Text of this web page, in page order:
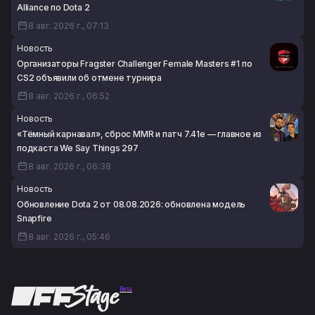
Alliance по Dota 2
8 авг. 2026 г., 07:13
Новость
Организаторы Fragster Challenger Female Masters #1 по
CS2 объявили об отмене турнира
8 авг. 2026 г., 06:52
Новость
«Тёмный карнавал», сброс MMR и патч 7.41e — главное из
подкаста We Say Things 297
8 авг. 2026 г., 06:38
Новость
Обновление Dota 2 от 08.08.2026: обновлена модель
Snapfire
8 авг. 2026 г., 05:46
Beta